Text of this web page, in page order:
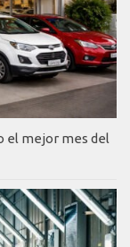
el mejor mes del